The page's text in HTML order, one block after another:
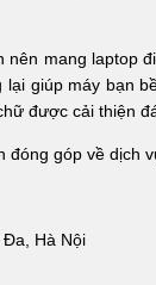
nên mang laptop
giúp máy bạn
được cải thiện
góp về dịch
Hà Nội